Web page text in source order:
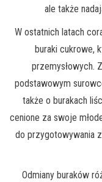
ale także
W ostatnich latach
buraki cukrowe,
przemysłowych.
podstawowym
także o burakach
cenione za swoje
do przygotowywania
Odmiany buraków